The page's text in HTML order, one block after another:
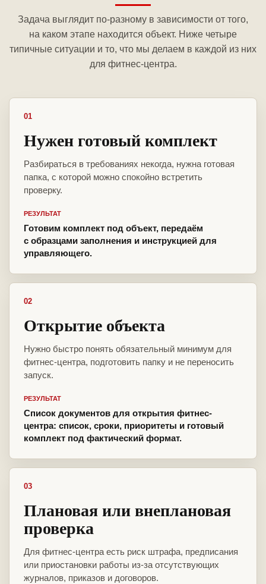
Задача выглядит по-разному в зависимости от того,
на каком этапе находится объект. Ниже четыре
типичные ситуации и то, что мы делаем в каждой из них
для фитнес-центра.
01
Нужен готовый комплект
Разбираться в требованиях некогда, нужна готовая
папка, с которой можно спокойно встретить
проверку.
РЕЗУЛЬТАТ
Готовим комплект под объект, передаём
с образцами заполнения и инструкцией для
управляющего.
02
Открытие объекта
Нужно быстро понять обязательный минимум для
фитнес-центра, подготовить папку и не переносить
запуск.
РЕЗУЛЬТАТ
Список документов для открытия фитнес-
центра: список, сроки, приоритеты и готовый
комплект под фактический формат.
03
Плановая или внеплановая
проверка
Для фитнес-центра есть риск штрафа, предписания
или приостановки работы из-за отсутствующих
журналов, приказов и договоров.